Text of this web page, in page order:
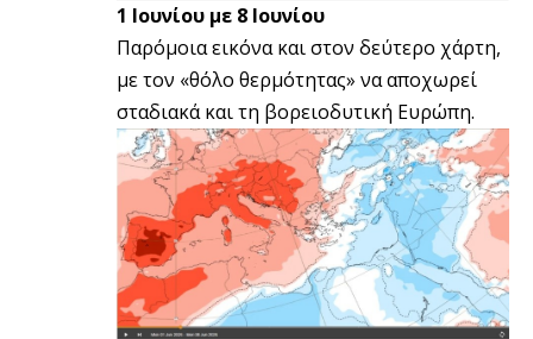
1 Ιουνίου με 8 Ιουνίου
Παρόμοια εικόνα και στον δεύτερο χάρτη,
με τον «θόλο θερμότητας» να αποχωρεί
σταδιακά και τη βορειοδυτική Ευρώπη.